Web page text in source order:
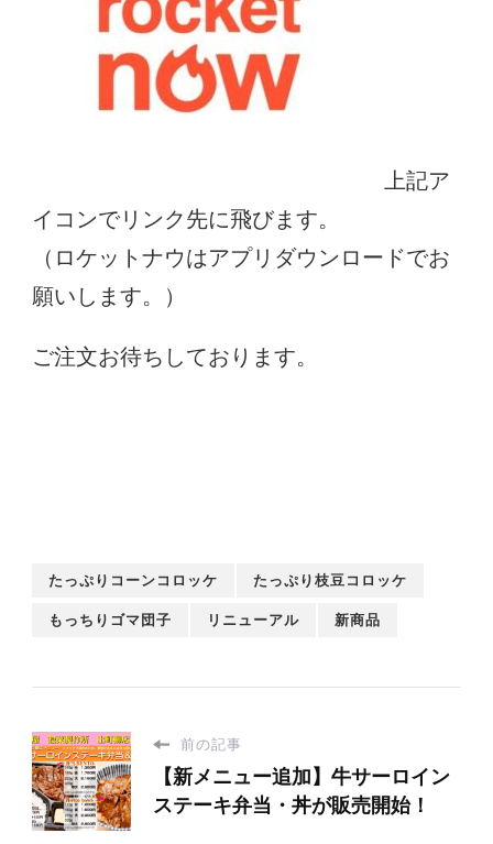
上記ア
イコンでリンク先に飛びます。
（ロケットナウはアプリダウンロードでお
願いします。）
ご注文お待ちしております。
たっぷりコーンコロッケ たっぷり枝豆コロッケ
もっちりゴマ団子 リニューアル 新商品
前の記事
【新メニュー追加】牛サーロイン
ステーキ弁当・丼が販売開始！